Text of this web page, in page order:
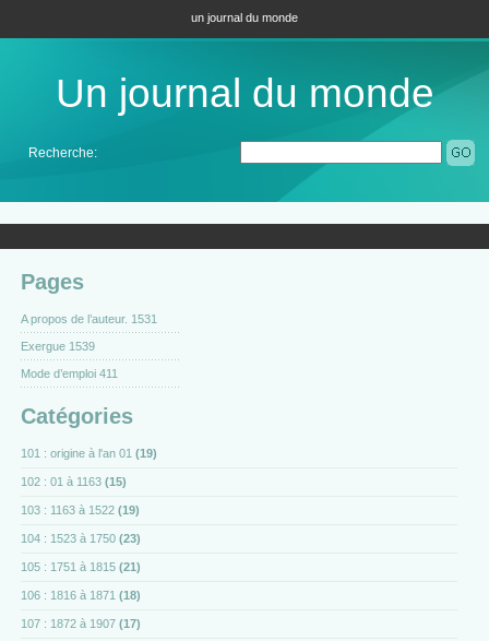
un journal du monde
Un journal du monde
Recherche:
Pages
A propos de l’auteur. 1531
Exergue 1539
Mode d’emploi 411
Catégories
101 : origine à l'an 01 (19)
102 : 01 à 1163 (15)
103 : 1163 à 1522 (19)
104 : 1523 à 1750 (23)
105 : 1751 à 1815 (21)
106 : 1816 à 1871 (18)
107 : 1872 à 1907 (17)